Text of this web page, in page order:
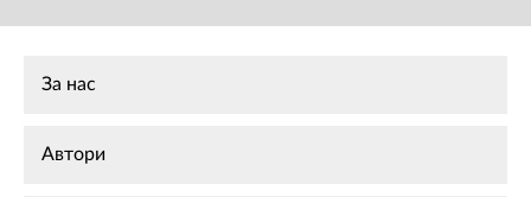
За нас
Автори